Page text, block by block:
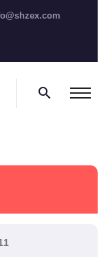
search